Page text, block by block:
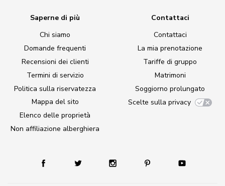
Saperne di più
Chi siamo
Domande frequenti
Recensioni dei clienti
Termini di servizio
Politica sulla riservatezza
Mappa del sito
Elenco delle proprietà
Non affiliazione alberghiera
Contattaci
Contattaci
La mia prenotazione
Tariffe di gruppo
Matrimoni
Soggiorno prolungato
Scelte sulla privacy